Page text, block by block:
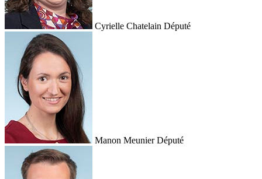
Cyrielle Chatelain Député
Manon Meunier Député